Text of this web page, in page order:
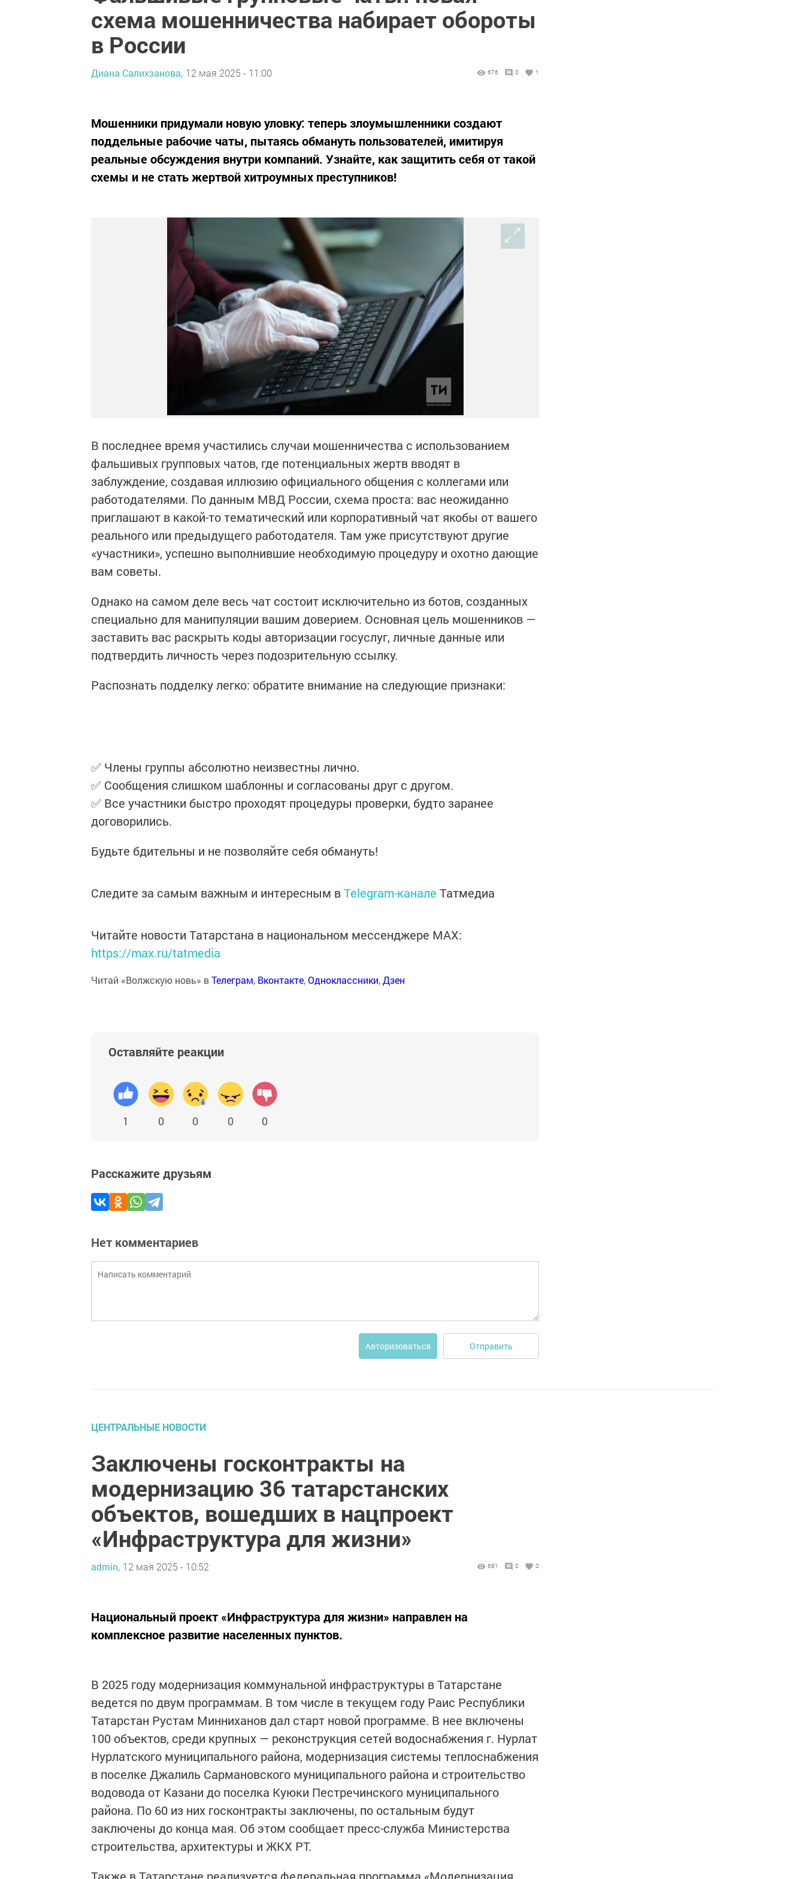
схема мошенничества набирает обороты
в России
Диана Салихзанова, 12 мая 2025 - 11:00 676 0 1
Мошенники придумали новую уловку: теперь злоумышленники создают
поддельные рабочие чаты, пытаясь обмануть пользователей, имитируя
реальные обсуждения внутри компаний. Узнайте, как защитить себя от такой
схемы и не стать жертвой хитроумных преступников!
В последнее время участились случаи мошенничества с использованием
фальшивых групповых чатов, где потенциальных жертв вводят в
заблуждение, создавая иллюзию официального общения с коллегами или
работодателями. По данным МВД России, схема проста: вас неожиданно
приглашают в какой-то тематический или корпоративный чат якобы от вашего
реального или предыдущего работодателя. Там уже присутствуют другие
«участники», успешно выполнившие необходимую процедуру и охотно дающие
вам советы.
Однако на самом деле весь чат состоит исключительно из ботов, созданных
специально для манипуляции вашим доверием. Основная цель мошенников —
заставить вас раскрыть коды авторизации госуслуг, личные данные или
подтвердить личность через подозрительную ссылку.
Распознать подделку легко: обратите внимание на следующие признаки:
✅ Члены группы абсолютно неизвестны лично.
✅ Сообщения слишком шаблонны и согласованы друг с другом.
✅ Все участники быстро проходят процедуры проверки, будто заранее
договорились.
Будьте бдительны и не позволяйте себя обмануть!
Следите за самым важным и интересным вTelegram-канале Татмедиа
Читайте новости Татарстана в национальном мессенджере MАХ:
https://max.ru/tatmedia
Читай «Волжскую новь» вТелеграм, Вконтакте,Одноклассники,Дзен
Оставляйте реакции
1 0 0 0 0
Расскажите друзьям
Нет комментариев
Авторизоваться Отправить
ЦЕНТРАЛЬНЫЕ НОВОСТИ
Заключены госконтракты на
модернизацию 36 татарстанских
объектов, вошедших в нацпроект
«Инфраструктура для жизни»
admin, 12 мая 2025 - 10:52 681 0 0
Национальный проект «Инфраструктура для жизни» направлен на
комплексное развитие населенных пунктов.
В 2025 году модернизация коммунальной инфраструктуры в Татарстане
ведется по двум программам. В том числе в текущем году Раис Республики
Татарстан Рустам Минниханов дал старт новой программе. В нее включены
100 объектов, среди крупных — реконструкция сетей водоснабжения г. Нурлат
Нурлатского муниципального района, модернизация системы теплоснабжения
в поселке Джалиль Сармановского муниципального района и строительство
водовода от Казани до поселка Куюки Пестречинского муниципального
района. По 60 из них госконтракты заключены, по остальным будут
заключены до конца мая. Об этом сообщает пресс-служба Министерства
строительства, архитектуры и ЖКХ РТ.